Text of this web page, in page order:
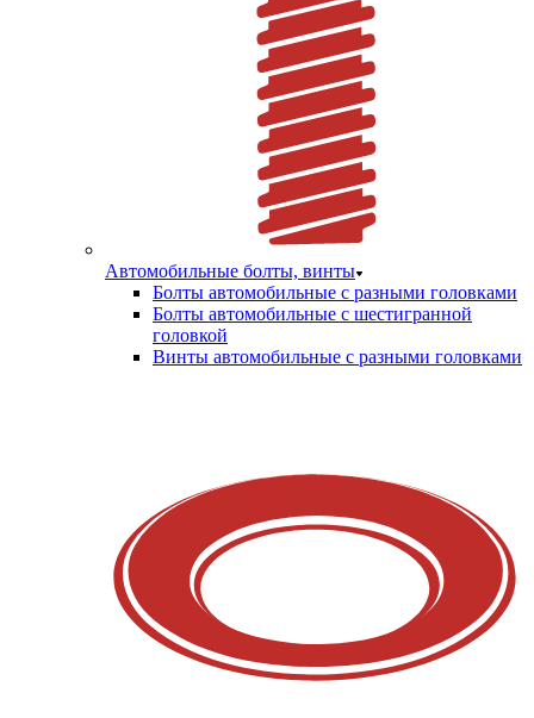
Автомобильные болты, винты
Болты автомобильные с разными головками
Болты автомобильные с шестигранной
головкой
Винты автомобильные с разными головками